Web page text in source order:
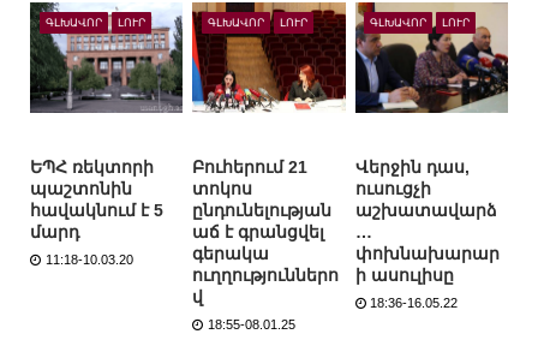
ԳԼԽԱՎՈՐ ԼՈՒՐ
ԵՊՀ ռեկտորի
պաշտոնին
հավակնում է 5
մարդ
11:18-10.03.20
ԳԼԽԱՎՈՐ ԼՈՒՐ
Բուհերում 21
տոկոս
ընդունելության
աճ է գրանցվել
գերակա
ուղղություններո
վ
18:55-08.01.25
ԳԼԽԱՎՈՐ ԼՈՒՐ
Վերջին դաս,
ուսուցչի
աշխատավարձ
…
փոխնախարար
ի ասուլիսը
18:36-16.05.22